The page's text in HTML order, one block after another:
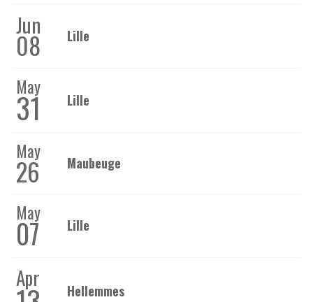
Jun
08 Lille
May
31 Lille
May
26 Maubeuge
May
07 Lille
Apr Hellemmes